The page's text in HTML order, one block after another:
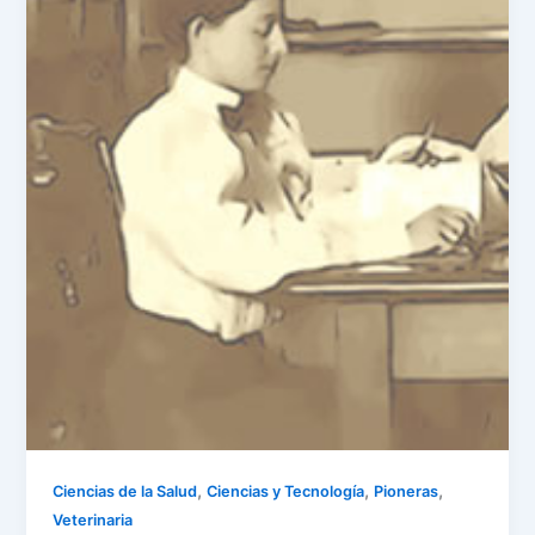
Ciencias de la Salud,Ciencias y Tecnología, Pioneras,
Veterinaria